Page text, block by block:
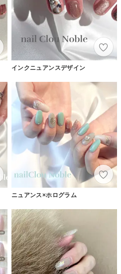
インクニュアンスデザイン
ニュアンス×ホログラム